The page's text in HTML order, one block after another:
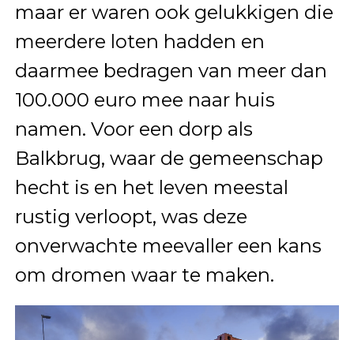
maar er waren ook gelukkigen die
meerdere loten hadden en
daarmee bedragen van meer dan
100.000 euro mee naar huis
namen. Voor een dorp als
Balkbrug, waar de gemeenschap
hecht is en het leven meestal
rustig verloopt, was deze
onverwachte meevaller een kans
om dromen waar te maken.